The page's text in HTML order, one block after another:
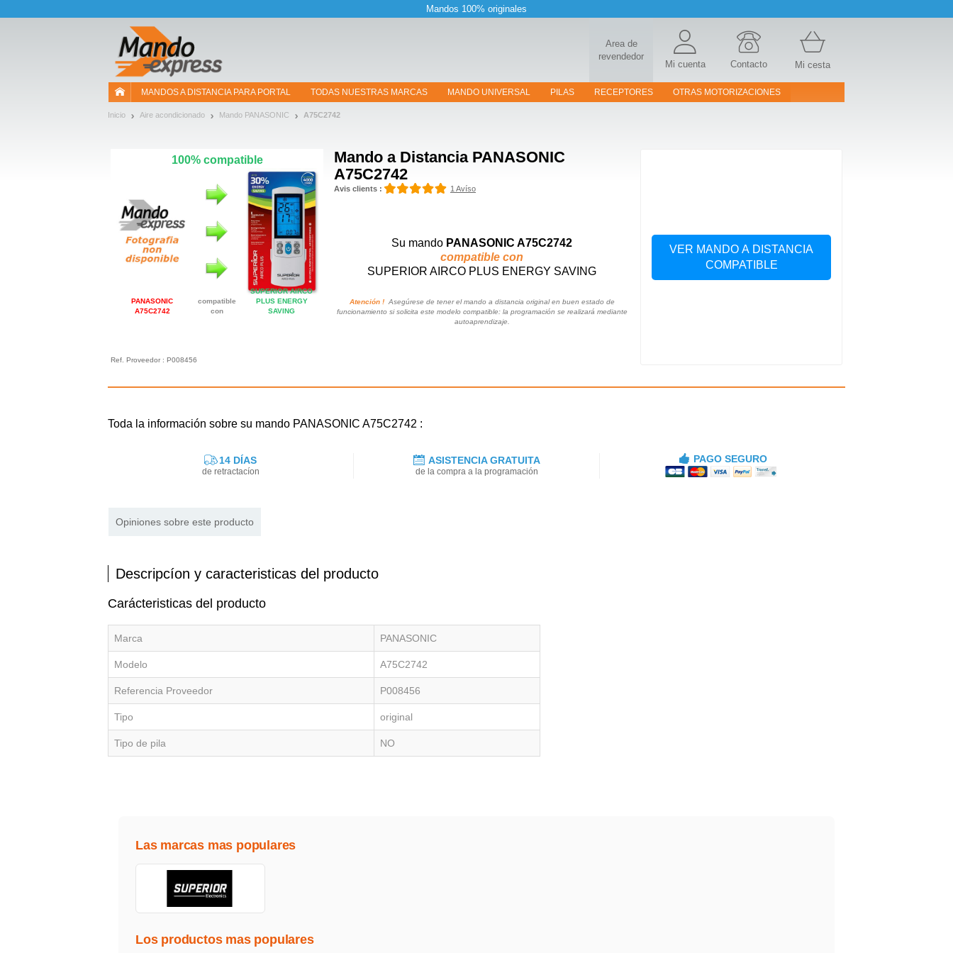
Mandos 100% originales
Area de
revendedor
Mi cuenta Contacto Mi cesta
MANDOS A DISTANCIA PARA PORTAL TODAS NUESTRAS MARCAS MANDO UNIVERSAL PILAS RECEPTORES OTRAS MOTORIZACIONES
Inicio Aire acondicionado Mando PANASONIC A75C2742
Mando a DistanciaPANASONIC
A75C2742
Avis clients : 1 Avíso
100% compatible
PANASONIC
A75C2742
compatible
con
SUPERIOR AIRCO
PLUS ENERGY
SAVING
Su mando PANASONIC A75C2742
compatible con
SUPERIOR AIRCO PLUS ENERGY SAVING
Atención !Asegúrese de tener el mando a distancia original en buen estado de
funcionamiento si solicita este modelo compatible: la programación se realizará mediante
autoaprendizaje.
VER MANDO A DISTANCIA
COMPATIBLE
Ref. Proveedor : P008456
Toda la información sobre su mando PANASONIC A75C2742 :
14 DÍAS
de retractacíon
ASISTENCIA GRATUITA
de la compra a la programación
PAGO SEGURO
Opiniones sobre este producto
Descripcíon y caracteristicas del producto
Carácteristicas del producto
Marca PANASONIC
Modelo A75C2742
Referencia Proveedor P008456
Tipo original
Tipo de pila NO
Las marcas mas populares
Los productos mas populares